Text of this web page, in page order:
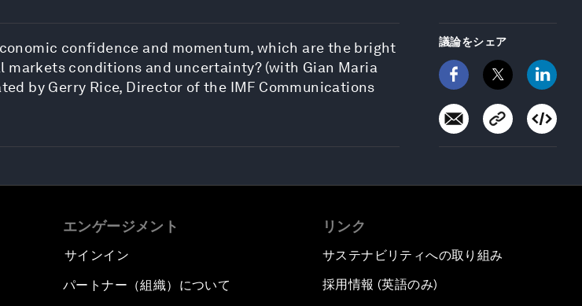
confidence and momentum, which are the bright
conditions and uncertainty? (with Gian Maria
by Gerry Rice, Director of the IMF Communications
議論をシェア
エンゲージメント
サインイン
パートナー（組織）について
リンク
サステナビリティへの取り組み
採用情報 (英語のみ)